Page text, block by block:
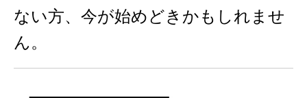
ない方、今が始めどきかもしれませ
ん。